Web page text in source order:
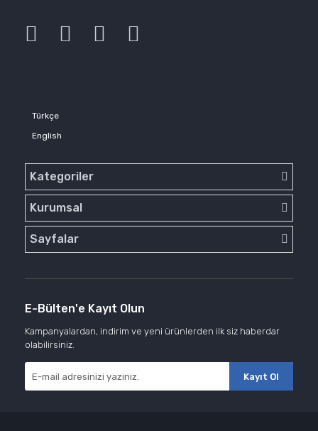
Türkçe
English
Kategoriler
Kurumsal
Sayfalar
E-Bülten'e Kayıt Olun
Kampanyalardan, indirim ve yeni ürünlerden ilk siz haberdar
olabilirsiniz.
Kayıt Ol